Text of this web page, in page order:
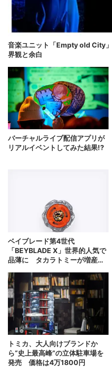
音楽ユニット「Empty old City
界観と余白
バーチャルライブ配信アプリが
リアルイベントしてみた結果!?
ベイブレード第4世代
「BEYBLADE X」世界的人気で
品薄に タカラトミーが増産を
トミカ、大人向けブランドか
ら“史上最高峰”の立体駐車場を
発売 価格は4万1800円